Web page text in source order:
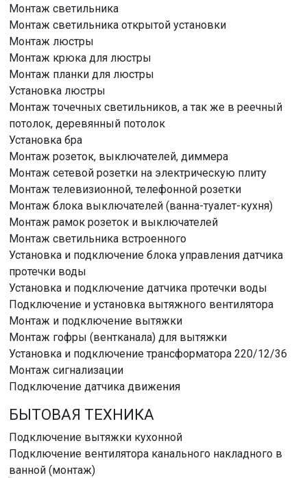
Монтаж светильника
Монтаж светильника открытой установки
Монтаж люстры
Монтаж крюка для люстры
Монтаж планки для люстры
Установка люстры
Монтаж точечных светильников, а так же в реечный
потолок, деревянный потолок
Установка бра
Монтаж розеток, выключателей, диммера
Монтаж сетевой розетки на электрическую плиту
Монтаж телевизионной, телефонной розетки
Монтаж блока выключателей (ванна-туалет-кухня)
Монтаж рамок розеток и выключателей
Монтаж светильника встроенного
Установка и подключение блока управления датчика
протечки воды
Установка и подключение датчика протечки воды
Подключение и установка вытяжного вентилятора
Монтаж и подключение вытяжки
Монтаж гофры (вентканала) для вытяжки
Установка и подключение трансформатора 220/12/36
Монтаж сигнализации
Подключение датчика движения
БЫТОВАЯ ТЕХНИКА
Подключение вытяжки кухонной
Подключение вентилятора канального накладного в
ванной (монтаж)